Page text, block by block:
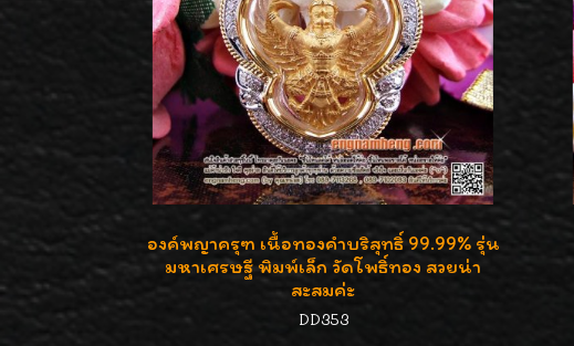
องค์พญาครุฑ เนื้อทองคำบริสุทธิ์ 99.99% รุ่น
มหาเศรษฐี พิมพ์เล็ก วัดโพธิ์ทอง สวยน่า
สะสมค่ะ
DD353